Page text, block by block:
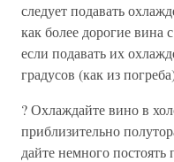
следует подавать
как более дорогие вина
если подавать их
градусов (как из
? Охлаждайте вино в
приблизительно
дайте немного